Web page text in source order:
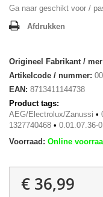
Ga naar geschikt voor /
Afdrukken
Origineel Fabrikant /
Artikelcode / nummer:
EAN: 8713411144738
Product tags:
AEG/Electrolux/Zanussi •
1327740468 • 0.01.07.36-0
Voorraad: Online
€ 36,99